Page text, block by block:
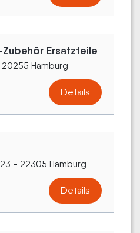
Ersatzteile
Hamburg
Details
- 22305 Hamburg
Details